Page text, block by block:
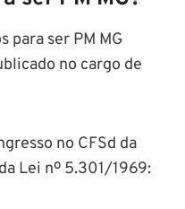
para ser PM MG
no cargo de
no CFSd da
Lei nº 5.301/1969: